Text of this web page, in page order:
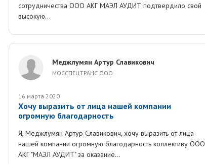
сотрудничества ООО АКГ МАЭЛ АУДИТ подтвердило свой
высокую...
Меджлумян Артур Славикович
МОССПЕЦТРАНС ООО
16 марта 2020
Хочу выразить от лица нашей компании
огромную благодарность
Я, Меджлумян Артур Славикович, хочу выразить от лица
нашей компании огромную благодарность коллективу ООО
АКГ "МАЭЛ АУДИТ" за оказание...